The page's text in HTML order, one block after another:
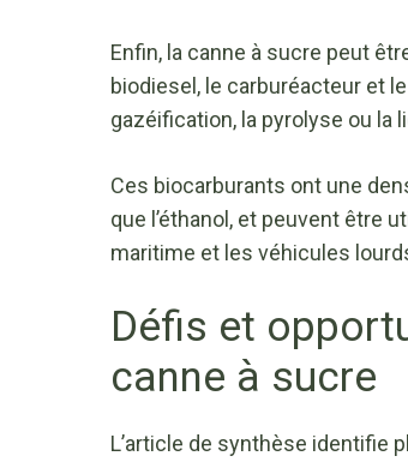
Enfin, la canne à sucre peut
biodiesel, le carburéacteur et
gazéification, la pyrolyse ou la
Ces biocarburants ont une
que l’éthanol, et peuvent être
maritime et les véhicules
Défis et
canne à sucre
L’article de synthèse identifie